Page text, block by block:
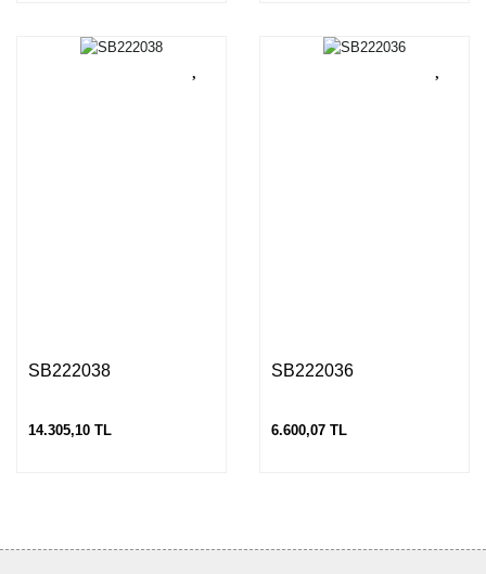
SB222038
14.305,10 TL
SB222036
6.600,07 TL